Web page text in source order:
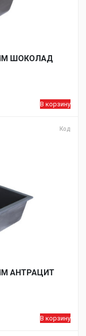
ШОКОЛАД
В корзину
Код
АНТРАЦИТ
В корзину